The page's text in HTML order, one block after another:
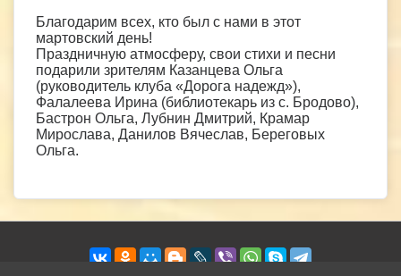
Благодарим всех, кто был с нами в этот
мартовский день!
Праздничную атмосферу, свои стихи и песни
подарили зрителям Казанцева Ольга
(руководитель клуба «Дорога надежд»),
Фалалеева Ирина (библиотекарь из с. Бродово),
Бастрон Ольга, Лубнин Дмитрий, Крамар
Мирослава, Данилов Вячеслав, Береговых
Ольга.